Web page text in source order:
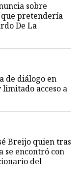
sobre
pretendería
De La
de diálogo en
acceso a
Breijo quien tras
se encontró con
del